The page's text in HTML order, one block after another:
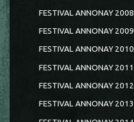
FESTIVAL ANNONAY 2008
FESTIVAL ANNONAY 2009
FESTIVAL ANNONAY 2010
FESTIVAL ANNONAY 2011
FESTIVAL ANNONAY 2012
FESTIVAL ANNONAY 2013